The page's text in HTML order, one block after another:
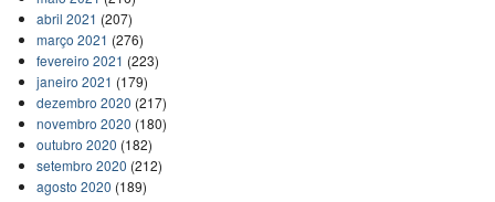
abril 2021 (207)
março 2021 (276)
fevereiro 2021 (223)
janeiro 2021 (179)
dezembro 2020 (217)
novembro 2020 (180)
outubro 2020 (182)
setembro 2020 (212)
agosto 2020 (189)